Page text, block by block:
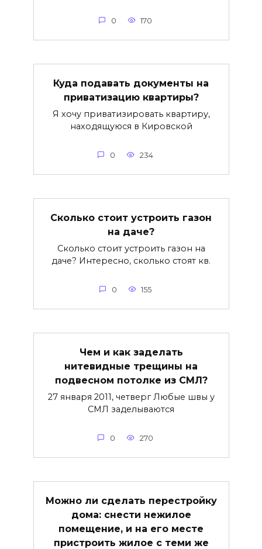
0 170
Куда подавать документы на
приватизацию квартиры?
Я хочу приватизировать квартиру,
находящуюся в Кировской
0 234
Сколько стоит устроить газон
на даче?
Сколько стоит устроить газон на
даче? Интересно, сколько стоят кв.
0 155
Чем и как заделать
нитевидные трещины на
подвесном потолке из СМЛ?
27 января 2011, четверг Любые швы у
СМЛ заделываются
0 270
Можно ли сделать перестройку
дома: снести нежилое
помещение, и на его месте
пристроить жилое с теми же